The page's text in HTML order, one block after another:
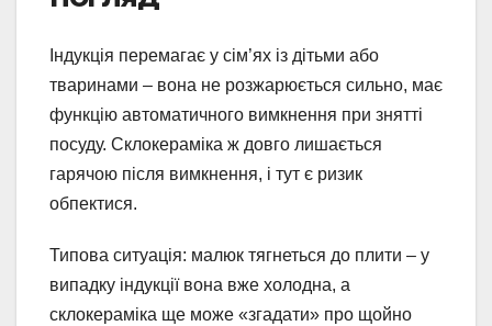
Індукція перемагає у сім’ях із дітьми або
тваринами – вона не розжарюється сильно, має
функцію автоматичного вимкнення при знятті
посуду. Склокераміка ж довго лишається
гарячою після вимкнення, і тут є ризик
обпектися.
Типова ситуація: малюк тягнеться до плити – у
випадку індукції вона вже холодна, а
склокераміка ще може «згадати» про щойно